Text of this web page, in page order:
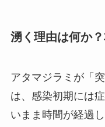
湧く理由は何か
アタマジラミが「
は、感染初期には
いまま時間が経過